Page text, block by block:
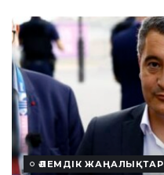
ӘЛЕМДІК ЖАҢАЛЫҚТАР